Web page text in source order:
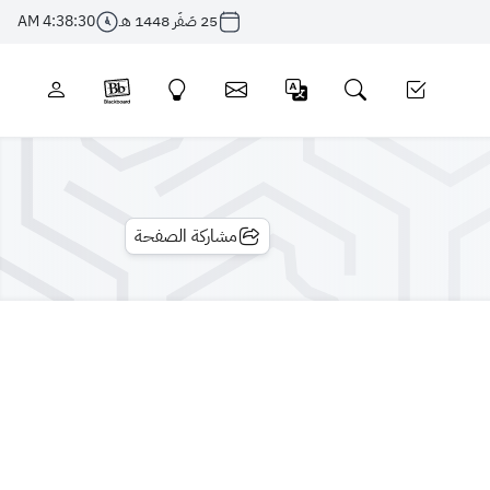
25 صَفَر 1448 هـ 4:38:30 AM
مشاركة الصفحة